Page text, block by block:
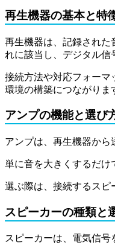
再生機器の基本と特
再生機器は、記録された
れに該当し、デジタル信
接続方法や対応フォーマ
環境の構築につながりま
アンプの機能と選び
アンプは、再生機器から
単に音を大きくするだけ
選ぶ際は、接続するスピ
スピーカーの種類と
スピーカーは、電気信